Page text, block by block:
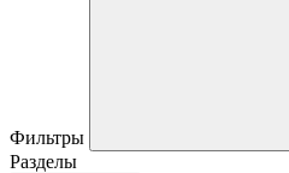
Фильтры
Разделы